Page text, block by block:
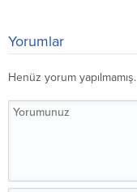
Yorumlar
Henüz yorum yapılmamış.